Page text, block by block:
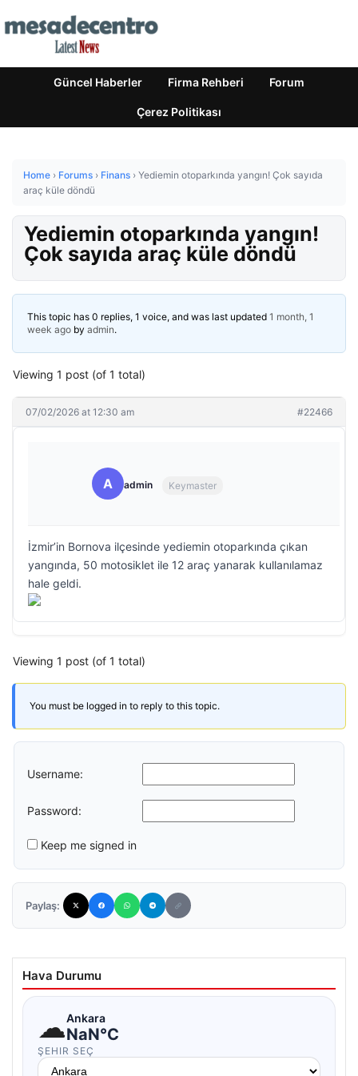
Güncel Haberler Firma Rehberi Forum
Çerez Politikası
Home › Forums › Finans › Yediemin otoparkında yangın! Çok sayıda
araç küle döndü
Yediemin otoparkında yangın!
Çok sayıda araç küle döndü
This topic has 0 replies, 1 voice, and was last updated 1 month, 1
week ago by admin.
Viewing 1 post (of 1 total)
07/02/2026 at 12:30 am #22466
A admin Keymaster
İzmir’in Bornova ilçesinde yediemin otoparkında çıkan
yangında, 50 motosiklet ile 12 araç yanarak kullanılamaz
hale geldi.
Viewing 1 post (of 1 total)
You must be logged in to reply to this topic.
Username:
Password:
Keep me signed in
Paylaş:
Hava Durumu
☁Ankara
NaN°C
ŞEHIR SEÇ